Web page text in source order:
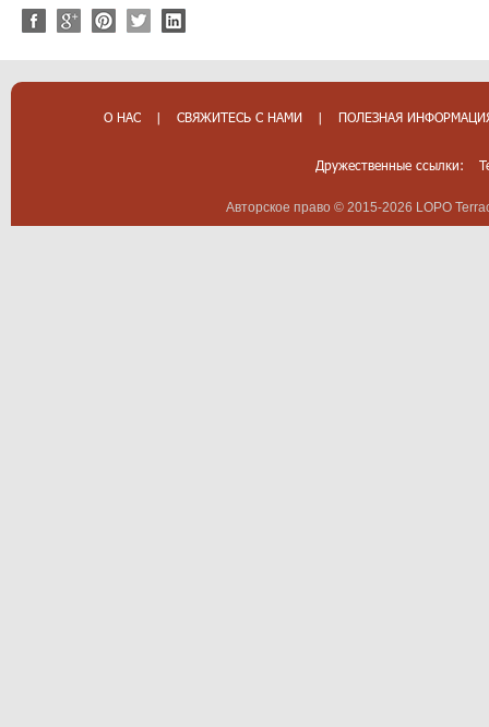
О НАС | СВЯЖИТЕСЬ С НАМИ | ПОЛЕЗНАЯ
Дружественные ссылки:
Авторское право © 2015-2026 LOPO